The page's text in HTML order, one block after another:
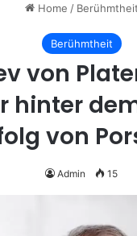
Home / Berühmtheit
Berühmtheit
von
hinter
von
Admin 15